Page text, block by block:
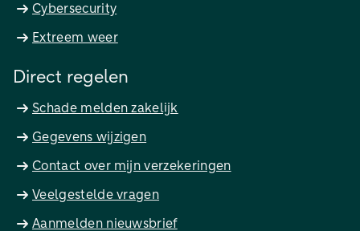
Cybersecurity
Extreem weer
Direct regelen
Schade melden zakelijk
Gegevens wijzigen
Contact over mijn verzekeringen
Veelgestelde vragen
Aanmelden nieuwsbrief